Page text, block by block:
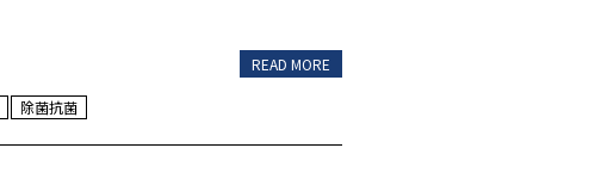
READ MORE
除菌抗菌